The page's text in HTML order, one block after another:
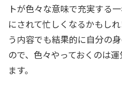
トが色々な意味で充実する
にされて忙しくなるかもし
う内容でも結果的に自分の
ので、色々やっておくのは
ます。